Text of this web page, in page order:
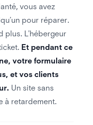
, vous avez
pour réparer.
plus. L’hébergeur
. Et pendant ce
, votre formulaire
, et vos clients
. Un site sans
à retardement.